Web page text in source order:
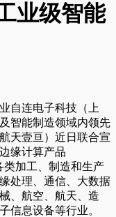
业级智能
自连电子科技（上
智能制造领域内领先
天壹亘）近日联合宣
缘计算产品
加工、制造和生产
处理、通信、大数据
、航空、航天、造
信息设备等行业。